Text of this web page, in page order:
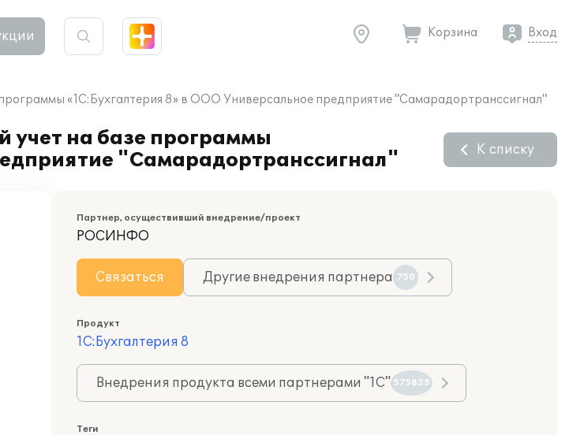
Корзина Вход
«1С:Бухгалтерия 8» в ООО Универсальное предприятие "Самарадортранссигнал"
учет на базе программы
"Самарадортранссигнал"
К списку
Партнер, осуществивший внедрение/проект
РОСИНФО
Связаться Другие внедрения партнера 750
Продукт
1С:Бухгалтерия 8
Внедрения продукта всеми партнерами "1С" 575825
Теги